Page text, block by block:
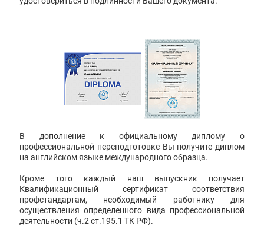
В дополнение к официальному диплому о
профессиональной переподготовке Вы получите диплом
на английском языке международного образца.
Кроме того каждый наш выпускник получает
Квалификационный сертификат соответствия
профстандартам, необходимый работнику для
осуществления определенного вида профессиональной
деятельности (ч.2 ст.195.1 ТК РФ).